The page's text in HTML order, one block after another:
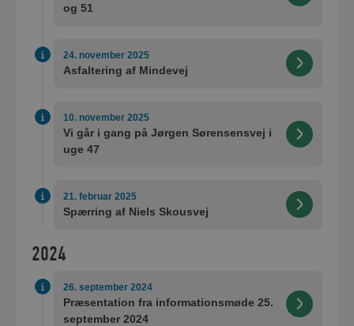
og 51
24. november 2025
Asfaltering af Mindevej
10. november 2025
Vi går i gang på Jørgen Sørensensvej i
uge 47
21. februar 2025
Spærring af Niels Skousvej
2024
26. september 2024
Præsentation fra informationsmøde 25.
september 2024